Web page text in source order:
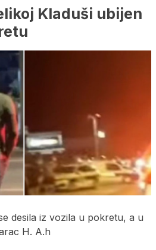
Kladuši ubijen
desila iz vozila u pokretu, a u
H. A.h